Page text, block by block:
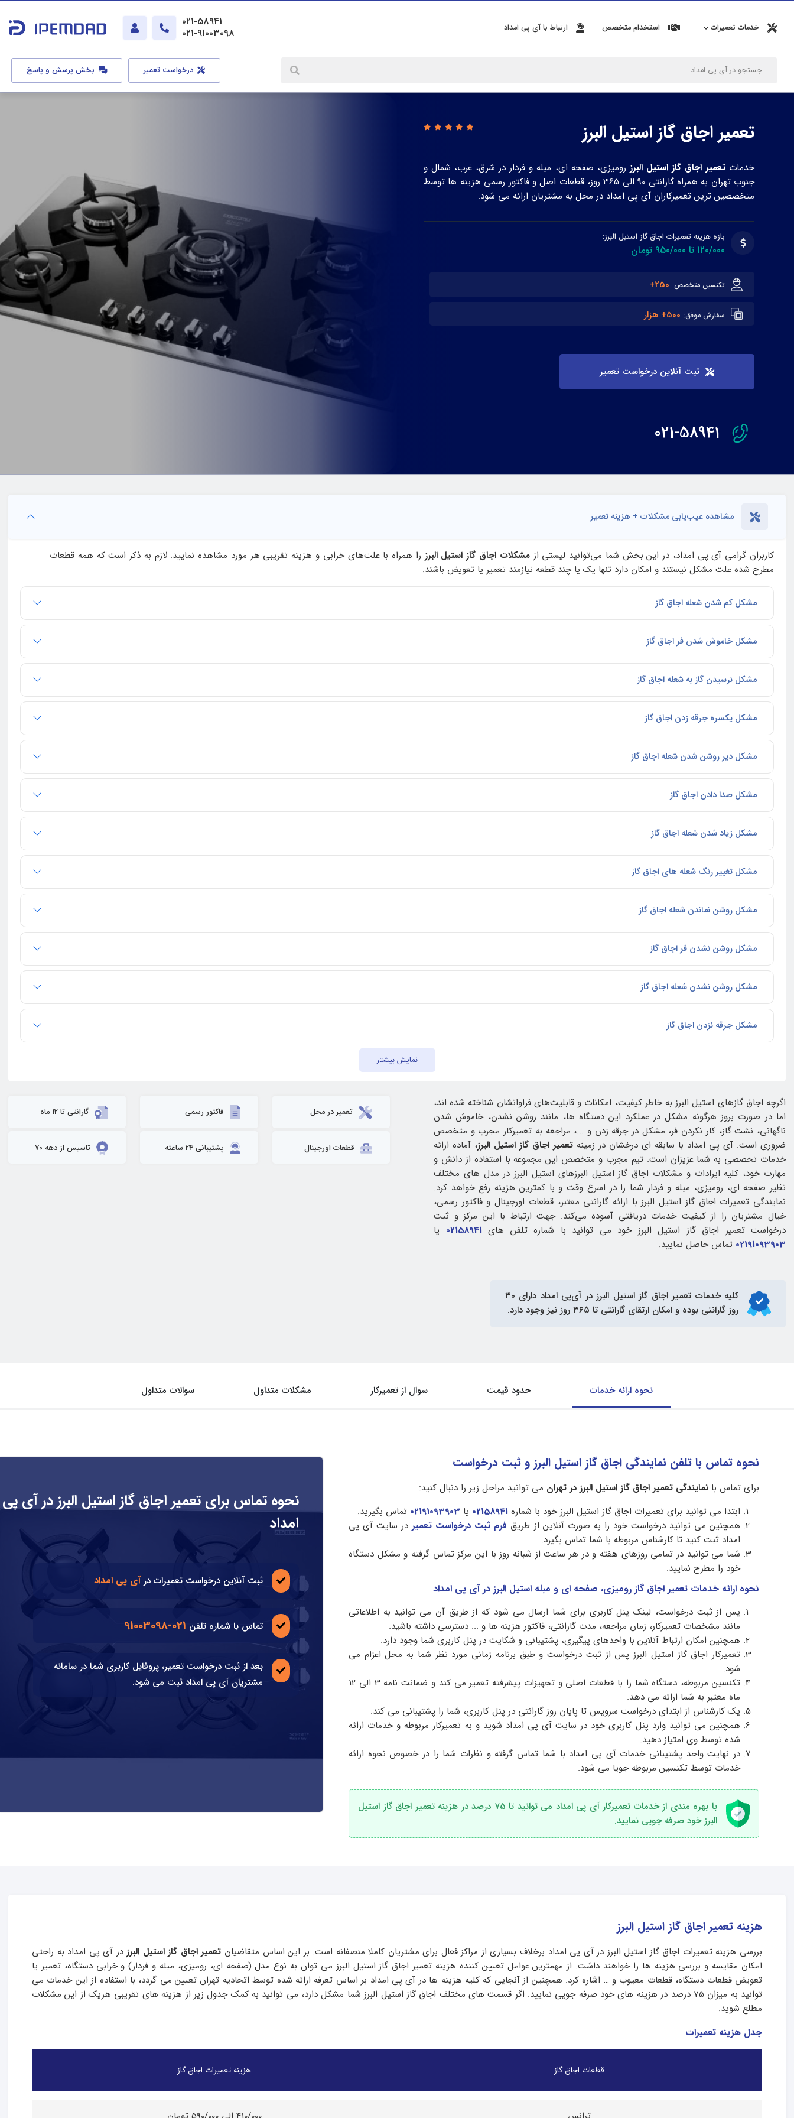
خدمات تعمیرات استخدام متخصص ارتباط با آی پی امداد
021-58941
021-91003098
درخواست تعمیر بخش پرسش و پاسخ
تعمیر اجاق گاز استیل البرز
خدماتتعمیر اجاق گاز استیل البرز رومیزی، صفحه ای، مبله و فردار در شرق، غرب، شمال و
جنوب تهران به همراه گارانتی 90 الی 365 روز، قطعات اصل و فاکتور رسمی هزینه ها توسط
متخصصین ترین تعمیرکاران آی پی امداد در محل به مشتریان ارائه می شود.
بازه هزینه تعمیرات اجاق گاز استیل البرز:
120/000 تا 950/000 تومان
تکنسین متخصص: 250+
سفارش موفق: 500+ هزار
ثبت آنلاین درخواست تعمیر
021-58941
مشاهده عیب‌یابی مشکلات + هزینه تعمیر
کاربران گرامی آی‌ پی امداد، در این بخش شما می‌توانید لیستی ازمشکلات اجاق گاز استیل البرز را همراه با علت‌های خرابی و هزینه تقریبی هر مورد مشاهده نمایید. لازم به ذکر است که همه قطعات
مطرح شده علت مشکل نیستند و امکان دارد تنها یک یا چند قطعه نیازمند تعمیر یا تعویض باشند.
مشکل کم شدن شعله اجاق گاز
مشکل خاموش شدن فر اجاق گاز
مشکل نرسیدن گاز به شعله اجاق گاز
مشکل یکسره جرقه زدن اجاق گاز
مشکل دیر روشن شدن شعله اجاق گاز
مشکل صدا دادن اجاق گاز
مشکل زیاد شدن شعله اجاق گاز
مشکل تغییر رنگ شعله های اجاق گاز
مشکل روشن نماندن شعله اجاق گاز
مشکل روشن نشدن فر اجاق گاز
مشکل روشن نشدن شعله اجاق گاز
مشکل جرقه نزدن اجاق گاز
نمایش بیشتر
اگرچه اجاق گازهای استیل البرز به خاطر کیفیت، امکانات و قابلیت‌های فراوانشان شناخته شده‌ اند،
اما در صورت بروز هرگونه مشکل در عملکرد این دستگاه‌ ها، مانند روشن نشدن، خاموش شدن
ناگهانی، نشت گاز، کار نکردن فر، مشکل در جرقه زدن و ...، مراجعه به تعمیرکار مجرب و متخصص
ضروری است. آی پی امداد با سابقه‌ ای درخشان در زمینه تعمیر اجاق گاز استیل البرز، آماده ارائه
خدمات تخصصی به شما عزیزان است. تیم مجرب و متخصص این مجموعه با استفاده از دانش و
مهارت خود، کلیه ایرادات و مشکلات اجاق گاز استیل البرزهای استیل البرز در مدل های مختلف
نظیر صفحه ای، رومیزی، مبله و فردار شما را در اسرع وقت و با کمترین هزینه رفع خواهد کرد.
نمایندگی تعمیرات اجاق گاز استیل البرز با ارائه گارانتی معتبر، قطعات اورجینال و فاکتور رسمی،
خیال مشتریان را از کیفیت خدمات دریافتی آسوده می‌کند. جهت ارتباط با این مرکز و ثبت
درخواست تعمیر اجاق گاز استیل البرز خود می‌ توانید با شماره تلفن‌ های 02158941 یا
02191093903 تماس حاصل نمایید.
کلیه خدمات تعمیر اجاق گاز استیل البرز
در آی‌پی امداد دارای ۳۰
روز گارانتی بوده و امکان ارتقای گارانتی تا ۳۶۵ روز نیز وجود دارد.
تعمیر در محل فاکتور رسمی گارانتی تا 12 ماه
قطعات اورجینال پشتیبانی 24 ساعته تاسیس از دهه 70
نحوه ارائه خدمات حدود قیمت سوال از تعمیرکار مشکلات متداول سوالات متداول
نحوه تماس با تلفن نمایندگی اجاق گاز استیل البرز و ثبت درخواست
برای تماس با نمایندگی تعمیر اجاق گاز استیل البرز در تهران می توانید مراحل زیر را دنبال کنید:
ابتدا می توانید برای تعمیرات اجاق گاز استیل البرز خود با شماره 02158941 یا 02191093903 تماس بگیرید.
همچنین می توانید درخواست خود را به صورت آنلاین از طریق فرم ثبت درخواست تعمیردر سایت آی پی
امداد ثبت کنید تا کارشناس مربوطه با شما تماس بگیرد.
شما می توانید در تمامی روزهای هفته و در هر ساعت از شبانه روز با این مرکز تماس گرفته و مشکل دستگاه
خود را مطرح نمایید.
نحوه ارائه خدمات تعمیر اجاق گاز رومیزی، صفحه ای و مبله استیل البرز در آی پی امداد
پس از ثبت درخواست، لینک پنل کاربری برای شما ارسال می شود که از طریق آن می توانید به اطلاعاتی
مانند مشخصات تعمیرکار، زمان مراجعه، مدت گارانتی، فاکتور هزینه ها و ... دسترسی داشته باشید.
همچنین امکان ارتباط آنلاین با واحدهای پیگیری، پشتیبانی و شکایت در پنل کاربری شما وجود دارد.
تعمیرکار اجاق گاز استیل البرز پس از ثبت درخواست و طبق برنامه زمانی مورد نظر شما به محل اعزام می
شود.
تکنسین مربوطه، دستگاه شما را با قطعات اصلی و تجهیزات پیشرفته تعمیر می کند و ضمانت نامه 3 الی 12
ماه معتبر به شما ارائه می دهد.
یک کارشناس از ابتدای درخواست سرویس تا پایان روز گارانتی در پنل کاربری، شما را پشتیبانی می کند.
همچنین می توانید وارد پنل کاربری خود در سایت آی پی امداد شوید و به تعمیرکار مربوطه و خدمات ارائه
شده توسط وی امتیاز دهید.
در نهایت واحد پشتیبانی خدمات آی پی امداد با شما تماس گرفته و نظرات شما را در خصوص نحوه ارائه
خدمات توسط تکنسین مربوطه جویا می شود.
با بهره مندی از خدمات تعمیرکار آی پی امداد می توانید تا 75 درصد در هزینه تعمیر اجاق گاز استیل
البرز خود صرفه جویی نمایید.
نحوه تماس برای تعمیر اجاق گاز استیل البرز در آی پی
امداد
ثبت آنلاین درخواست تعمیرات درآی پی امداد
تماس با شماره تلفن 021-91003098
بعد از ثبت درخواست تعمیر، پروفایل کاربری شما در سامانه
مشتریان آی پی امداد ثبت می شود.
هزینه تعمیر اجاق گاز استیل البرز
بررسی هزینه تعمیرات اجاق گاز استیل البرز در آی پی امداد برخلاف بسیاری از مراکز فعال برای مشتریان کاملا منصفانه است. بر این اساس متقاضیان تعمیر اجاق گاز استیل البرزدر آی پی امداد به راحتی
امکان مقایسه و بررسی هزینه ها را خواهند داشت. از مهمترین عوامل تعیین کننده هزینه تعمیر اجاق گاز استیل البرز می توان به نوع مدل (صفحه ای، رومیزی، مبله و فردار) و خرابی دستگاه، تعمیر یا
تعویض قطعات دستگاه، قطعات معیوب و … اشاره کرد. همچنین از آنجایی که کلیه هزینه ها در آی پی امداد بر اساس تعرفه ارائه شده توسط اتحادیه تهران تعیین می گردد، با استفاده از این خدمات می
توانید به میزان 75 درصد در هزینه های خود صرفه جویی نمایید. اگر قسمت های مختلف اجاق گاز استیل البرز شما مشکل دارد، می توانید به کمک جدول زیر از هزینه های تقریبی هریک از این مشکلات
مطلع شوید.
جدل هزینه تعمیرات
قطعات اجاق گاز هزینه تعمیرات اجاق گاز